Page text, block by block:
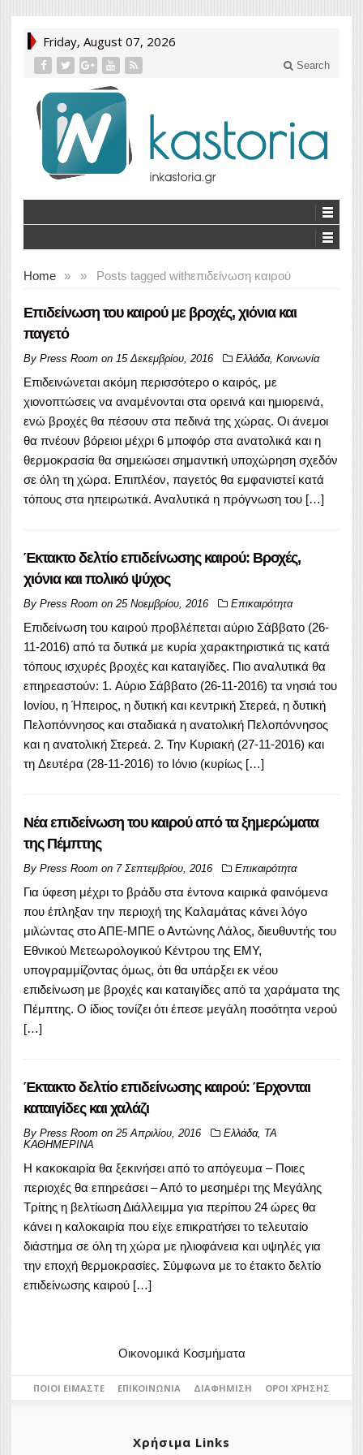
Friday, August 07, 2026
Search
Home » Posts tagged with
» επιδείνωση καιρού
Eπιδείνωση του καιρού με βροχές, χιόνια και
παγετό
By Press Room on 15 Δεκεμβρίου, 2016 Ελλάδα, Κοινωνία
Επιδεινώνεται ακόμη περισσότερο ο καιρός, με
χιονοπτώσεις να αναμένονται στα ορεινά και ημιορεινά,
ενώ βροχές θα πέσουν στα πεδινά της χώρας. Οι άνεμοι
θα πνέουν βόρειοι μέχρι 6 μποφόρ στα ανατολικά και η
θερμοκρασία θα σημειώσει σημαντική υποχώρηση σχεδόν
σε όλη τη χώρα. Επιπλέον, παγετός θα εμφανιστεί κατά
τόπους στα ηπειρωτικά. Αναλυτικά η πρόγνωση του […]
Έκτακτο δελτίο επιδείνωσης καιρού: Βροχές,
χιόνια και πολικό ψύχος
By Press Room on 25 Νοεμβρίου, 2016 Επικαιρότητα
Επιδείνωση του καιρού προβλέπεται αύριο Σάββατο (26-
11-2016) από τα δυτικά με κυρία χαρακτηριστικά τις κατά
τόπους ισχυρές βροχές και καταιγίδες. Πιο αναλυτικά θα
επηρεαστούν: 1. Αύριο Σάββατο (26-11-2016) τα νησιά του
Ιονίου, η Ήπειρος, η δυτική και κεντρική Στερεά, η δυτική
Πελοπόννησος και σταδιακά η ανατολική Πελοπόννησος
και η ανατολική Στερεά. 2. Την Κυριακή (27-11-2016) και
τη Δευτέρα (28-11-2016) το Ιόνιο (κυρίως […]
Νέα επιδείνωση του καιρού από τα ξημερώματα
της Πέμπτης
By Press Room on 7 Σεπτεμβρίου, 2016 Επικαιρότητα
Για ύφεση μέχρι το βράδυ στα έντονα καιρικά φαινόμενα
που έπληξαν την περιοχή της Καλαμάτας κάνει λόγο
μιλώντας στο ΑΠΕ-ΜΠΕ ο Αντώνης Λάλος, διευθυντής του
Εθνικού Μετεωρολογικού Κέντρου της ΕΜΥ,
υπογραμμίζοντας όμως, ότι θα υπάρξει εκ νέου
επιδείνωση με βροχές και καταιγίδες από τα χαράματα της
Πέμπτης. Ο ίδιος τονίζει ότι έπεσε μεγάλη ποσότητα νερού
[…]
Έκτακτο δελτίο επιδείνωσης καιρού: Έρχονται
καταιγίδες και χαλάζι
By Press Room on 25 Απριλίου, 2016 Ελλάδα, ΤΑ
ΚΑΘΗΜΕΡΙΝΑ
Η κακοκαιρία θα ξεκινήσει από το απόγευμα – Ποιες
περιοχές θα επηρεάσει – Από το μεσημέρι της Μεγάλης
Τρίτης η βελτίωση Διάλλειμμα για περίπου 24 ώρες θα
κάνει η καλοκαιρία που είχε επικρατήσει το τελευταίο
διάστημα σε όλη τη χώρα με ηλιοφάνεια και υψηλές για
την εποχή θερμοκρασίες. Σύμφωνα με το έτακτο δελτίο
επιδείνωσης καιρού […]
Οικονομικά Κοσμήματα
ΠΟΙΟΙ ΕΊΜΑΣΤΕ ΕΠΙΚΟΙΝΩΝΊΑ ΔΙΑΦΉΜΙΣΗ ΌΡΟΙ ΧΡΉΣΗΣ
Χρήσιμα Links